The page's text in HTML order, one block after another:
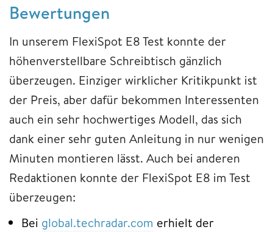
Bewertungen
In unserem FlexiSpot E8 Test konnte der
höhenverstellbare Schreibtisch gänzlich
überzeugen. Einziger wirklicher Kritikpunkt ist
der Preis, aber dafür bekommen Interessenten
auch ein sehr hochwertiges Modell, das sich
dank einer sehr guten Anleitung in nur wenigen
Minuten montieren lässt. Auch bei anderen
Redaktionen konnte der FlexiSpot E8 im Test
überzeugen:
Bei global.techradar.com erhielt der